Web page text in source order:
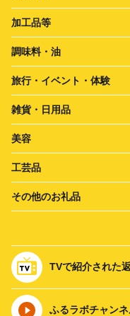
加工品等
調味料・油
旅行・イベント・体験
雑貨・日用品
美容
工芸品
その他のお礼品
TVで紹介された
ふるラボチャン